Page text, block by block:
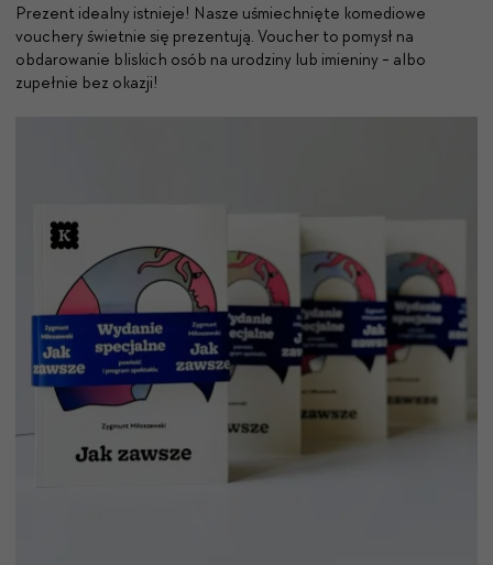
Prezent idealny istnieje! Nasze uśmiechnięte komediowe
vouchery świetnie się prezentują. Voucher to pomysł na
obdarowanie bliskich osób na urodziny lub imieniny - albo
zupełnie bez okazji!